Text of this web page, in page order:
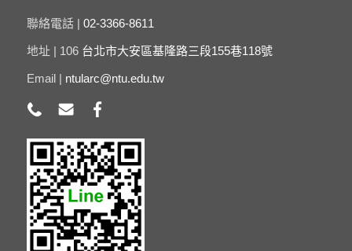
聯絡電話 | 02-3366-8611
地址 | 106 台北市大安區基隆路三段155巷118號
Email | ntularc@ntu.edu.tw